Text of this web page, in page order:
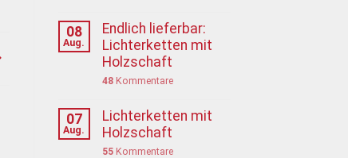
08
Aug.
Endlich lieferbar:
Lichterketten mit
Holzschaft
48Kommentare
07
Aug.
Lichterketten mit
Holzschaft
55Kommentare